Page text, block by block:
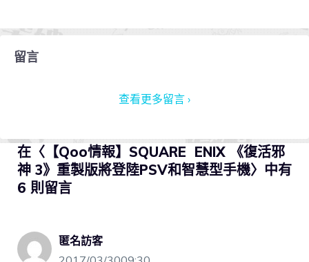
留言
查看更多留言 ›
在〈【Qoo情報】SQUARE ENIX 《復活邪
神 3》重製版將登陸PSV和智慧型手機〉中有
6 則留言
匿名訪客